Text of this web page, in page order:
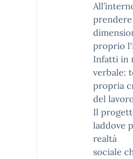
proprio
Infatti in
verbale:
propria
del
Il
laddove
realtà
sociale